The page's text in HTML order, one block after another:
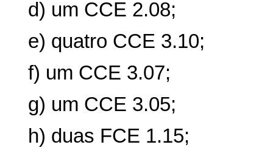
d) um CCE 2.08;
e) quatro CCE 3.10;
f) um CCE 3.07;
g) um CCE 3.05;
h) duas FCE 1.15;